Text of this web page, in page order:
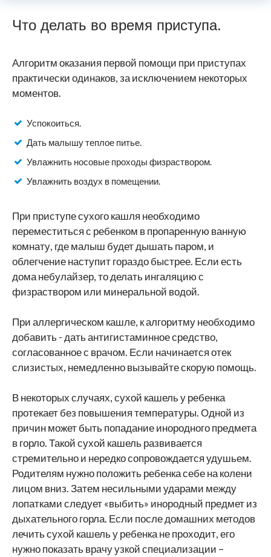
Что делать во время приступа.
Алгоритм оказания первой помощи при приступах
практически одинаков, за исключением некоторых
моментов.
Успокоиться.
Дать малышу теплое питье.
Увлажнить носовые проходы физраствором.
Увлажнить воздух в помещении.
При приступе сухого кашля необходимо
переместиться с ребенком в пропаренную ванную
комнату, где малыш будет дышать паром, и
облегчение наступит гораздо быстрее. Если есть
дома небулайзер, то делать ингаляцию с
физраствором или минеральной водой.
При аллергическом кашле, к алгоритму необходимо
добавить - дать антигистаминное средство,
согласованное с врачом. Если начинается отек
слизистых, немедленно вызывайте скорую помощь.
В некоторых случаях, сухой кашель у ребенка
протекает без повышения температуры. Одной из
причин может быть попадание инородного предмета
в горло. Такой сухой кашель развивается
стремительно и нередко сопровождается удушьем.
Родителям нужно положить ребенка себе на колени
лицом вниз. Затем несильными ударами между
лопатками следует «выбить» инородный предмет из
дыхательного горла. Если после домашних методов
лечить сухой кашель у ребенка не проходит, его
нужно показать врачу узкой специализации –